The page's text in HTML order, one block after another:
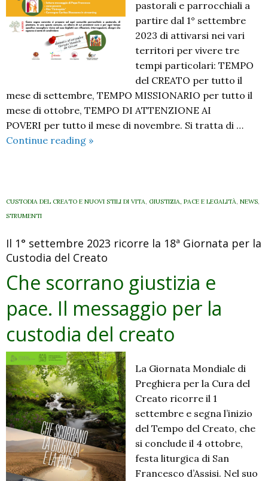
pastorali e parrocchiali a
partire dal 1° settembre
2023 di attivarsi nei vari
territori per vivere tre
tempi particolari: TEMPO
del CREATO per tutto il
mese di settembre, TEMPO MISSIONARIO per tutto il
mese di ottobre, TEMPO DI ATTENZIONE AI
POVERI per tutto il mese di novembre. Si tratta di …
Continue reading Creato,
date
tempi
da
»
CUSTODIA DEL CREATO E NUOVI STILI DI VITA, GIUSTIZIA, PACE E LEGALITÀ, NEWS,
STRUMENTI
Il 1° settembre 2023 ricorre la 18ª Giornata per la
Custodia del Creato
Che scorrano giustizia e
pace. Il messaggio per la
custodia del creato
La Giornata Mondiale di
Preghiera per la Cura del
Creato ricorre il 1
settembre e segna l’inizio
del Tempo del Creato, che
si conclude il 4 ottobre,
festa liturgica di San
Francesco d’Assisi. Nel suo